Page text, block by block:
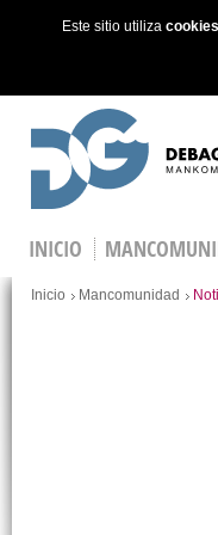
Este sitio utiliza cookies
INICIO
Estás en
Inicio Mancomunidad